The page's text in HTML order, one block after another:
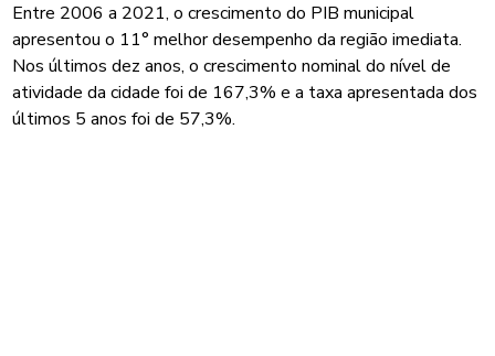
Entre 2006 a 2021, o crescimento do PIB municipal
apresentou o 11° melhor desempenho da região imediata.
Nos últimos dez anos, o crescimento nominal do nível de
atividade da cidade foi de 167,3% e a taxa apresentada dos
últimos 5 anos foi de 57,3%.